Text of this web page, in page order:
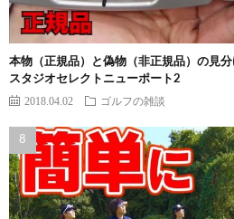
本物（正規品）と偽物（非正規品）の見
スタジオセレクトニューポート2
2018.04.02 ゴルフの雑談